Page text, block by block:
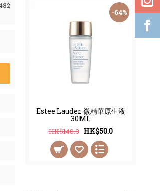
-64%
Estee Lauder 微精華原生液
30ML
HK$140.0 HK$50.0